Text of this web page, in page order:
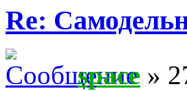
Re:
space »